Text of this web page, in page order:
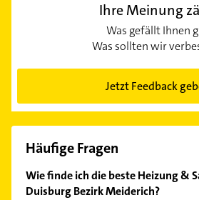
Ihre Meinung
Was gefällt Ihnen
Was sollten wir
Jetzt Feedback
Häufige Fragen
Wie finde ich die beste Heizung &
Duisburg Bezirk Meiderich?